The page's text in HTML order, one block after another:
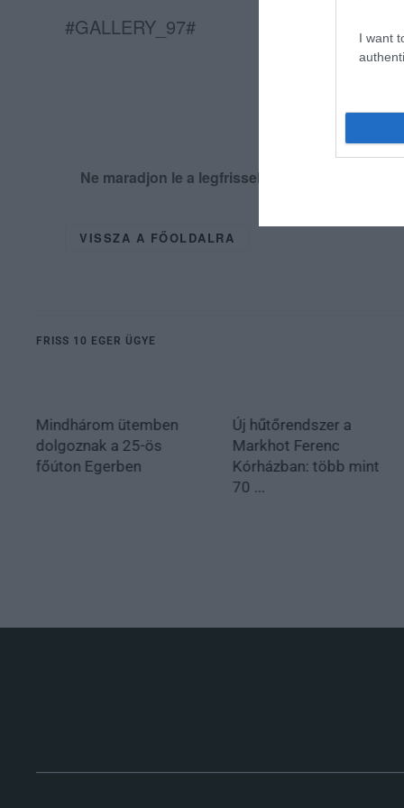
I want
#GALLERY_97#
Ne maradjon le a legfrissebb hírekről,
VISSZA A FŐOLDALRA
FRISS 10 EGER ÜGYE
Mindhárom ütemben
dolgoznak a 25-ös
főúton Egerben
Új hűtőrendszer a
Markhot Ferenc
Kórházban: több mint
70 ...